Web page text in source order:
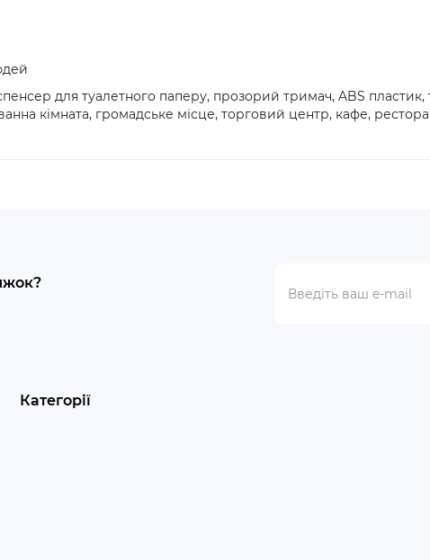
для туалетного паперу, прозорий тримач, ABS пластик,
кімната, громадське місце, торговий центр, кафе,
Категорії